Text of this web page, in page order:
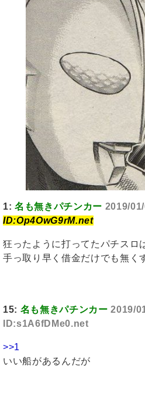
1: 名も無きパチンカー 2019/
ID:Op4OwG9rM.net
狂ったように打ってたパチスロ
手っ取り早く借金だけでも無く
15: 名も無きパチンカー 2019/
ID:s1A6fDMe0.net
>>1
いい船があるんだが